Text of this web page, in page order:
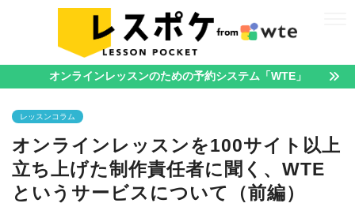
オンラインレッスンのための予約システム「WTE」
レッスンコラム
オンラインレッスンを100サイト以上
立ち上げた制作責任者に聞く、WTE
というサービスについて（前編）